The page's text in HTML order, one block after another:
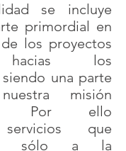
se incluye
primordial en
los proyectos
hacias los
una parte
misión
Por ello
que
sólo a la